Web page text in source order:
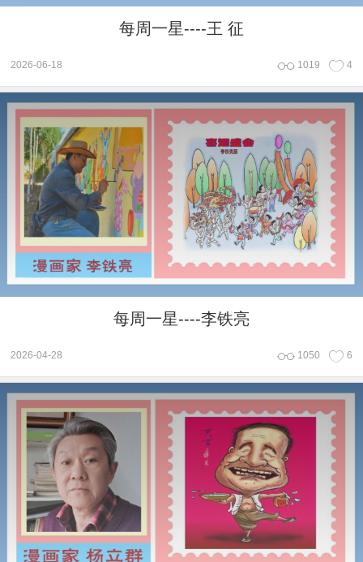
每周一星----王 征
2026-06-18 1019 4
每周一星----李铁亮
2026-04-28 1050 6